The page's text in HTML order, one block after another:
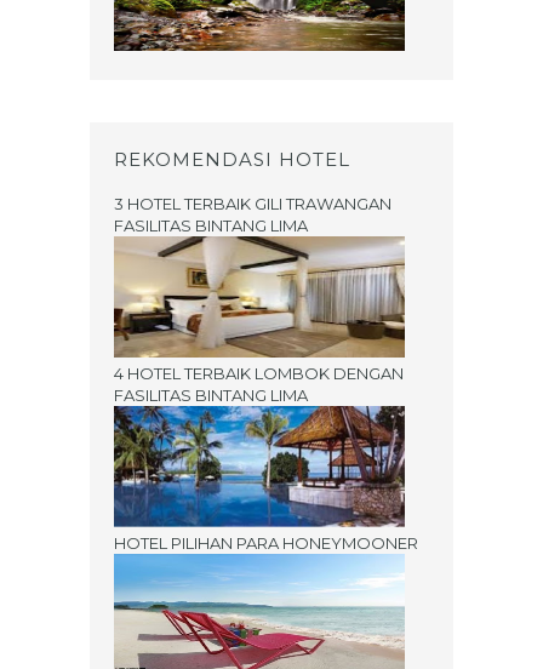
REKOMENDASI HOTEL
3 HOTEL TERBAIK GILI TRAWANGAN
FASILITAS BINTANG LIMA
4 HOTEL TERBAIK LOMBOK DENGAN
FASILITAS BINTANG LIMA
HOTEL PILIHAN PARA HONEYMOONER